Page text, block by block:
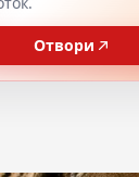
Отвори